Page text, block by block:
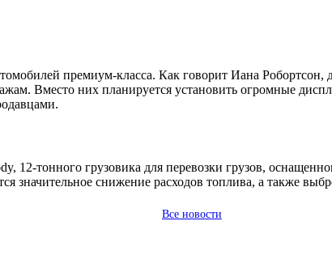
премиум-класса. Как говорит Иана
Вместо них планируется установить огромные
12-тонного грузовика для перевозки грузов,
значительное снижение расходов топлива, а также
Все новости